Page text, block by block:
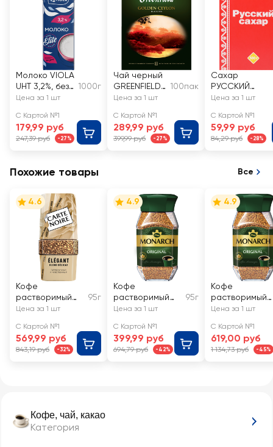
Кофе, чай, какао
Категория
Молоко VIOLA
UHT 3,2%, без
змж
1000г
Цена за 1 шт
С Картой №1
179,99 руб
247,39 руб -27%
Чай черный
GREENFIELD
Golden
Цейлонский
100пак
Цена за 1 шт
С Картой №1
289,99 руб
399,99 руб -27%
Сахар
РУССКИЙ
кусковой
Цена за 1 шт
С Картой №1
59,99 руб
84,29 руб -28%
Похожие товары Все
4.6
Кофе
растворимый
CARTE NOIRE
натуральный
сублимированны
й, ст/б
95г
Цена за 1 шт
С Картой №1
569,99 руб
843,19 руб -32%
4.9
Кофе
растворимый
MONARCH
натуральный
сублимированны
й
95г
Цена за 1 шт
С Картой №1
399,99 руб
694,79 руб -42%
4.9
Кофе
растворимый
MONARCH
натуральный
ый
Цена за 1 шт
С Картой №1
619,00 руб
1 134,73 руб -45%